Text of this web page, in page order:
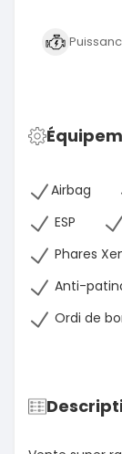
Airbag
ESP
Phares
Anti-
Ordi de